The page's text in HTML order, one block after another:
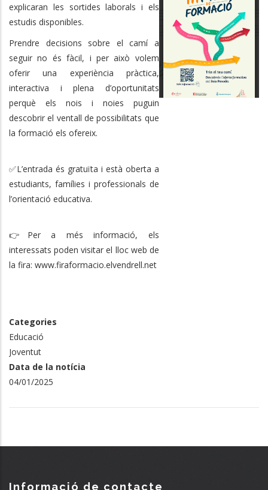
explicaran les sortides laborals i els
estudis disponibles.
Prendre decisions sobre el camí a
seguir no és fàcil, i per això volem
oferir una experiència pràctica,
interactiva i plena d’oportunitats
perquè els nois i noies puguin
descobrir el ventall de possibilitats que
la formació els ofereix.
✅L’entrada és gratuïta i està oberta a
estudiants, famílies i professionals de
l’orientació educativa.
👉Per a més informació, els
interessats poden visitar el lloc web de
la fira: www.firaformacio.elvendrell.net
Categories
Educació
Joventut
Data de la notícia
04/01/2025
Informació de contacte